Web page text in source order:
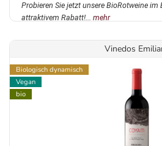
Probieren Sie jetzt unsere BioRotweine
attraktivem Rabatt!... mehr
Vinedos
Biologisch dynamisch
Vegan
bio